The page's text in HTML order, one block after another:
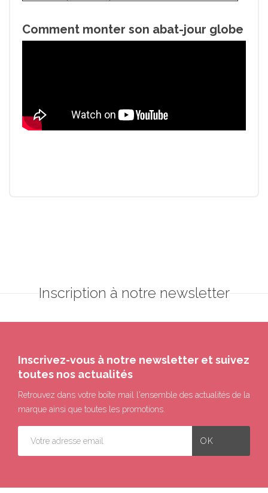
Comment monter son abat-jour globe
Inscription à notre newsletter
Inscrivez-vous à notre newsletter et suivez
toutes nos actualités
Retrouvez dans votre boîte mail l'ensemble des actualités de la
marque ainsi que toutes les promotions.